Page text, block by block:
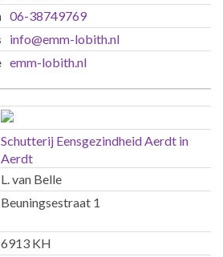
06-38749769
info@emm-lobith.nl
emm-lobith.nl
Schutterij Eensgezindheid Aerdt in
Aerdt
L. van Belle
Beuningsestraat 1
6913 KH